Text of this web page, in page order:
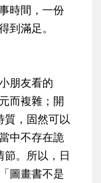
時間，一份
到滿足。
朋友看的
而複雜；開
，固然可以
中不存在詭
。所以，日
圖畫書不是